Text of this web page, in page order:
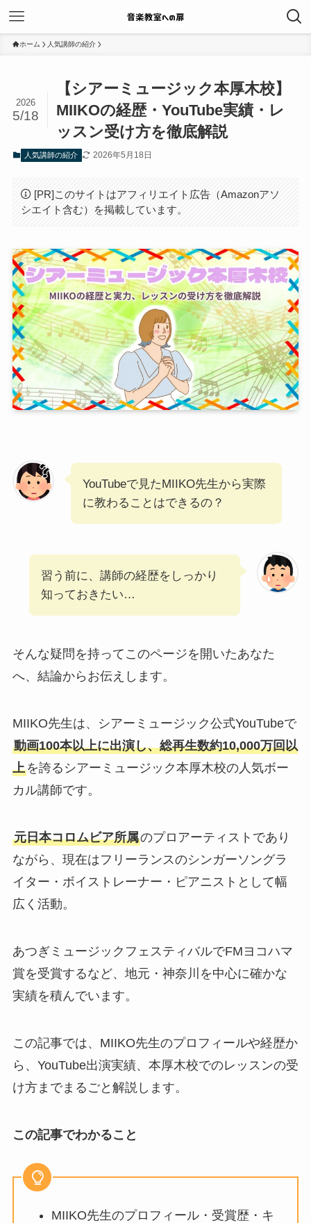
ホーム 人気講師の紹介
【シアーミュージック本厚木校】
MIIKOの経歴・YouTube実績・レ
ッスン受け方を徹底解説
2026
5/18
人気講師の紹介 2026年5月18日
[PR]このサイトはアフィリエイト広告（Amazonアソ
シエイト含む）を掲載しています。
YouTubeで見たMIIKO先生から実際
に教わることはできるの？
習う前に、講師の経歴をしっかり
知っておきたい…
そんな疑問を持ってこのページを開いたあなた
へ、結論からお伝えします。
MIIKO先生は、シアーミュージック公式YouTubeで
動画100本以上に出演し、総再生数約10,000万回以
上を誇るシアーミュージック本厚木校の人気ボー
カル講師です。
元日本コロムビア所属のプロアーティストであり
ながら、現在はフリーランスのシンガーソングラ
イター・ボイストレーナー・ピアニストとして幅
広く活動。
あつぎミュージックフェスティバルでFMヨコハマ
賞を受賞するなど、地元・神奈川を中心に確かな
実績を積んでいます。
この記事では、MIIKO先生のプロフィールや経歴か
ら、YouTube出演実績、本厚木校でのレッスンの受
け方までまるごと解説します。
この記事でわかること
MIIKO先生のプロフィール・受賞歴・キ